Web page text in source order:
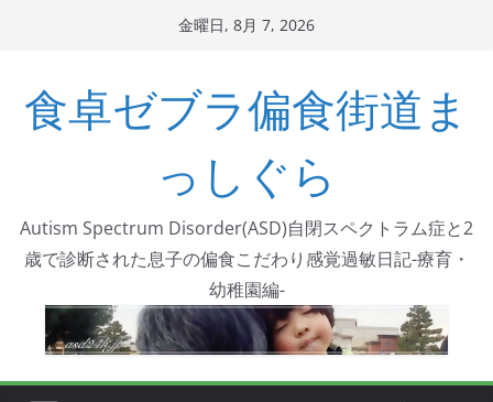
金曜日, 8月 7, 2026
食卓ゼブラ偏食街道ま
っしぐら
Autism Spectrum Disorder(ASD)自閉スペクトラム症と2
歳で診断された息子の偏食こだわり感覚過敏日記-療育・
幼稚園編-